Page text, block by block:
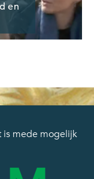
en
is mede mogelijk